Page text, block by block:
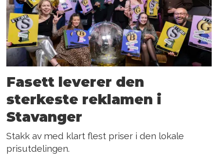
Fasett leverer den
sterkeste reklamen i
Stavanger
Stakk av med klart flest priser i den lokale
prisutdelingen.